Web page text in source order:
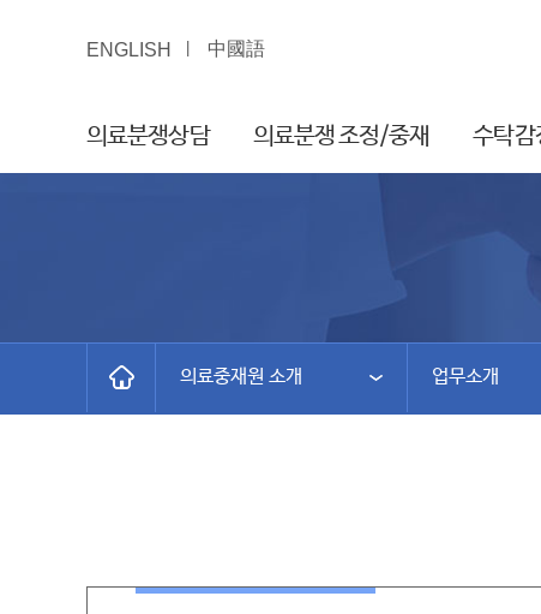
ENGLISH 中國語
의료분쟁상담 의료분쟁 조정/중재 수탁감
의료중재원 소개 업무소개